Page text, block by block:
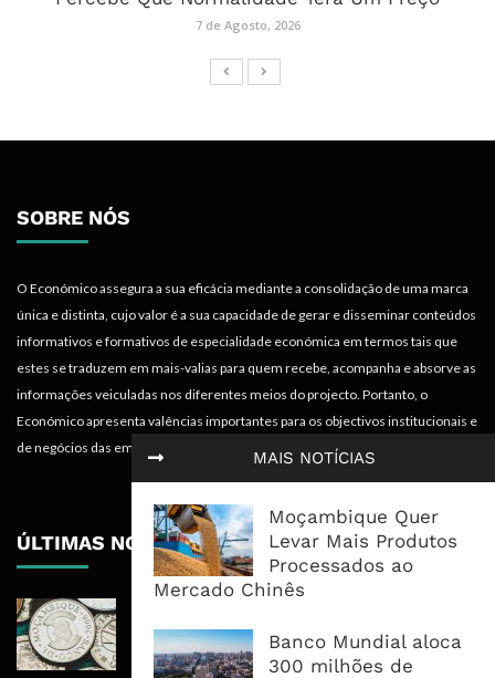
MAIS NOTÍCIAS
Moçambique Quer
Levar Mais Produtos
Processados ao
Mercado Chinês
Banco Mundial aloca
300 milhões de
7 de Agosto, 2026
SOBRE NÓS
O Económico assegura a sua eficácia mediante a consolidação de uma marca
única e distinta, cujo valor é a sua capacidade de gerar e disseminar conteúdos
informativos e formativos de especialidade económica em termos tais que
estes se traduzem em mais-valias para quem recebe, acompanha e absorve as
informações veiculadas nos diferentes meios do projecto. Portanto, o
Económico apresenta valências importantes para os objectivos institucionais e
de negócios das empresas.
ÚLTIMAS NOTÍCIAS
Recuperar em 2026, Mas Crédito,
Dívida e Divisas Limitam Aceleração